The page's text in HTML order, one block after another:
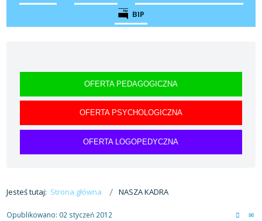
BIP
OFERTA PEDAGOGICZNA
OFERTA PSYCHOLOGICZNA
OFERTA LOGOPEDYCZNA
Jesteś tutaj: Strona główna NASZA KADRA
Opublikowano: 02 styczeń 2012